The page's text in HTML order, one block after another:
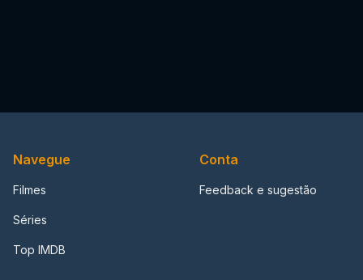
Navegue
Filmes
Séries
Top IMDB
Conta
Feedback e sugestão